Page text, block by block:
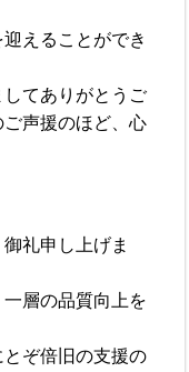
えることができ
してありがとうご
声援のほど、心
礼申し上げま
層の品質向上を
ぞ倍旧の支援の